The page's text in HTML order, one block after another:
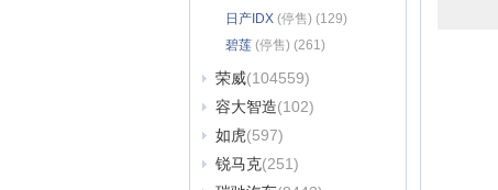
日产IDX (停售) (129)
碧莲 (停售) (261)
荣威(104559)
容大智造(102)
如虎(597)
锐马克(251)